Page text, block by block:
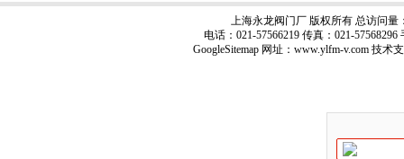
上海永龙阀门厂 版权所有 总访问量
电话：021-57566219 传真：021-
GoogleSitemap网址：www.ylfm-v.com 技术